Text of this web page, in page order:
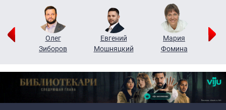
Олег
Зиборов
Евгений
Мошняцкий
Мария
Фомина